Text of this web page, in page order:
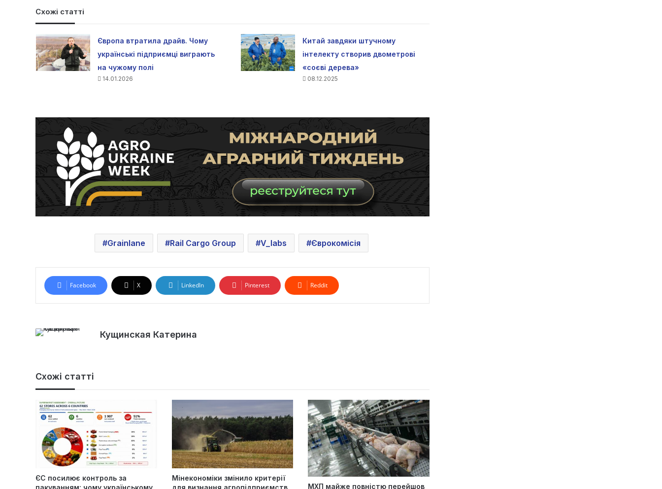
Схожі статті
Європа втратила драйв. Чому
українські підприємці виграють
на чужому полі
14.01.2026
Китай завдяки штучному
інтелекту створив двометрові
«соєві дерева»
08.12.2025
Grainlane Rail Cargo Group V_labs Єврокомісія
Facebook X LinkedIn Pinterest Reddit
Кущинская Катерина
Схожі статті
ЄС посилює контроль за
Мінекономіки змінило критерії
МХП майже повністю перейшов